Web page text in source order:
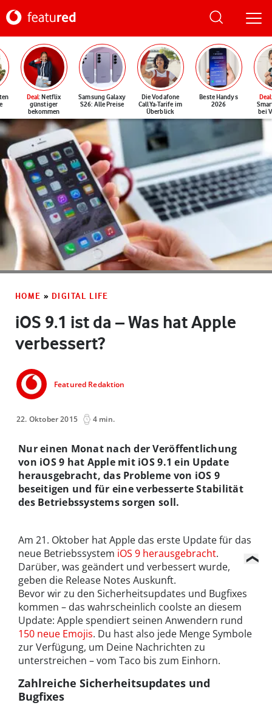
Deal: Netflix
günstiger
bekommen
Samsung Galaxy
S26: Alle Preise
Die Vodafone
CallYa-Tarife im
Überblick
Beste Handys
2026
Deal
bei
HOME » DIGITAL LIFE
iOS 9.1 ist da – Was hat Apple
verbessert?
Featured Redaktion
22. Oktober 2015 4 min.
Nur einen Monat nach der Veröffentlichung
von iOS 9 hat Apple mit iOS 9.1 ein Update
herausgebracht, das Probleme von iOS 9
beseitigen und für eine verbesserte Stabilität
des Betriebssystems sorgen soll.
Am 21. Oktober hat Apple das erste Update für das
neue Betriebssystem iOS 9 herausgebracht.
Darüber, was geändert und verbessert wurde,
geben die Release Notes Auskunft.
Bevor wir zu den Sicherheitsupdates und Bugfixes
kommen – das wahrscheinlich coolste an diesem
Update: Apple spendiert seinen Anwendern rund
150 neue Emojis. Du hast also jede Menge Symbole
zur Verfügung, um Deine Nachrichten zu
unterstreichen – vom Taco bis zum Einhorn.
Zahlreiche Sicherheitsupdates und
Bugfixes